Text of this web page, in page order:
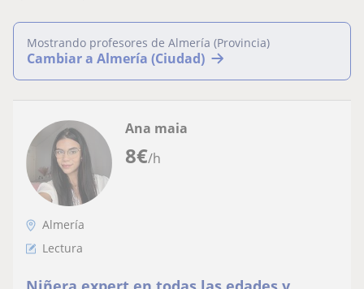
Mostrando profesores de Almería (Provincia)
Cambiar a Almería (Ciudad)
8€/h
Ana maia
Almería
Lectura